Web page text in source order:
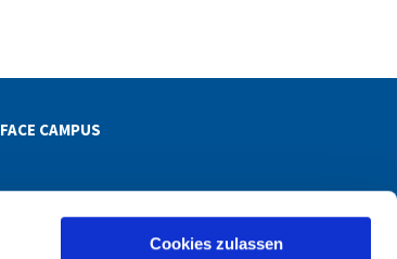
Cookies zulassen
FACE CAMPUS